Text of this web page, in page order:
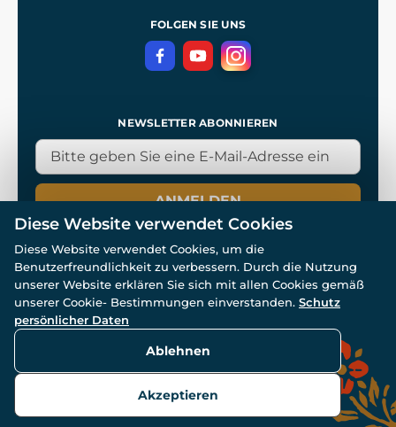
DatenschutzerklärungFOLGEN SIE UNS
NEWSLETTER ABONNIEREN
ANMELDEN
© Alle Rechte vorbehalten. www.wulflund.de 2007-2026.
Powered by
Diese Website verwendet Cookies
Diese Website verwendet Cookies, um die
Benutzerfreundlichkeit zu verbessern. Durch die Nutzung
unserer Website erklären Sie sich mit allen Cookies gemäß
unserer Cookie- Bestimmungen einverstanden. Schutz
persönlicher Daten
Ablehnen
Akzeptieren